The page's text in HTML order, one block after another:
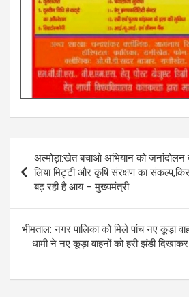
navigation
अल्मोड़ा:खेत बचाओ अभियान को जनांदोलन
लिया मिट्टी और कृषि संरक्षण का
बढ़ रही है आय – मुख्यमंत्री
भीमताल: नगर पालिका को मिले पांच नए कूड़ा
धामी ने नए कूड़ा वाहनों को हरी झंडी